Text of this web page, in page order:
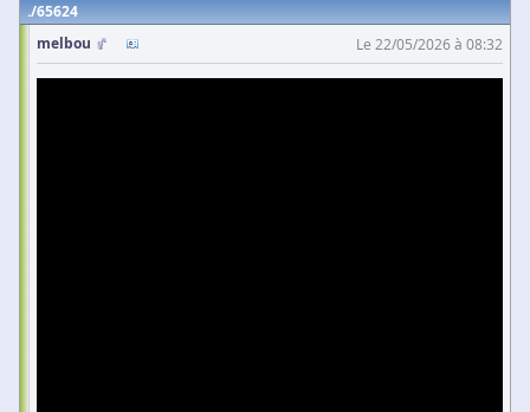
65624
melbou
Le 22/05/2026 à 08:32